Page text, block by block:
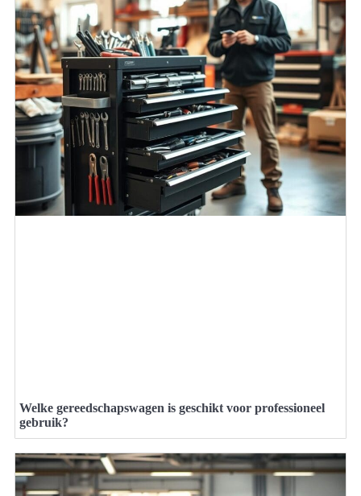
Welke gereedschapswagen is geschikt voor professioneel
gebruik?